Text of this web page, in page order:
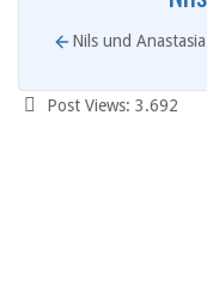
Nils und
Post Views: 3.692